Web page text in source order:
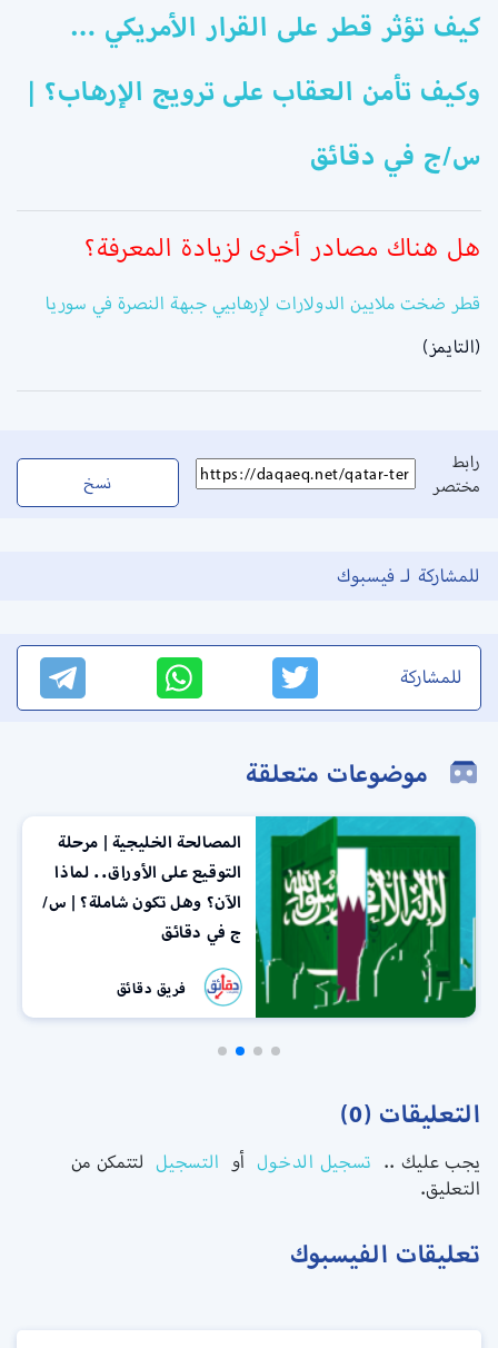
كيف تؤثر قطر على القرار الأمريكي …
وكيف تأمن العقاب على ترويج الإرهاب؟ |
س/ج في دقائق
هل هناك مصادر أخرى لزيادة المعرفة؟
قطر ضخت ملايين الدولارات لإرهابيي جبهة النصرة في سوريا
(التايمز)
رابط
مختصر
نسخ
للمشاركة لـ فيسبوك
للمشاركة
موضوعات متعلقة
المصالحة الخليجية | مرحلة
التوقيع على الأوراق.. لماذا
الآن؟ وهل تكون شاملة؟ | س/
ج في دقائق
فريق دقائق
التعليقات (0)
يجب عليك .. تسجيل الدخول أو التسجيل لتتمكن من
التعليق.
تعليقات الفيسبوك